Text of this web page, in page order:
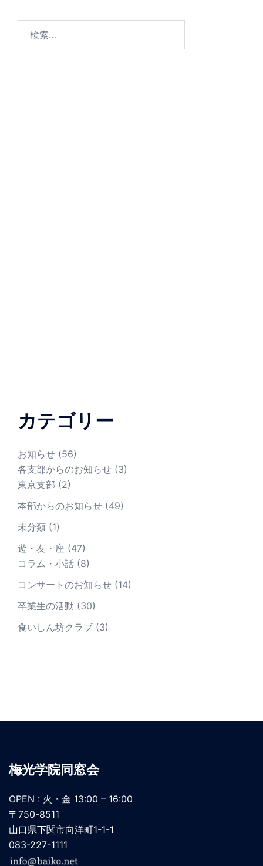
カテゴリー
お知らせ (56)
各支部からのお知らせ (3)
東京支部 (2)
本部からのお知らせ (49)
未分類 (1)
遊・友・座 (47)
コラム・小話 (8)
コンサートのお知らせ (14)
卒業生の活動 (30)
食いしん坊クラブ (3)
梅光学院同窓会
OPEN : 火・金 13:00 – 16:00
〒750-8511
山口県下関市向洋町1-1-1
083-227-1111